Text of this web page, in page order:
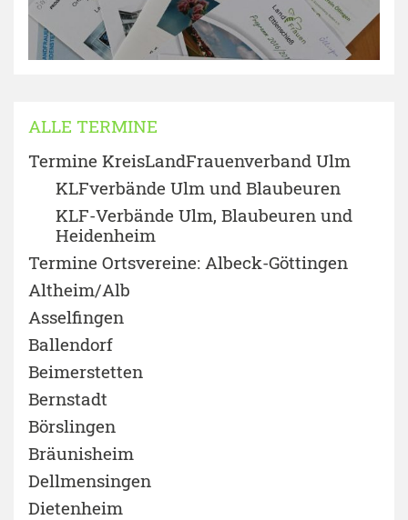
ALLE TERMINE
Termine KreisLandFrauenverband Ulm
KLFverbände Ulm und Blaubeuren
KLF-Verbände Ulm, Blaubeuren und
Heidenheim
Termine Ortsvereine: Albeck-Göttingen
Altheim/Alb
Asselfingen
Ballendorf
Beimerstetten
Bernstadt
Börslingen
Bräunisheim
Dellmensingen
Dietenheim